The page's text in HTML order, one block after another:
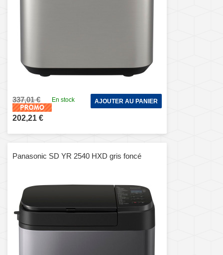
337,01 €
202,21 €
En stock AJOUTER AU PANIER
Panasonic SD YR 2540 HXD gris foncé